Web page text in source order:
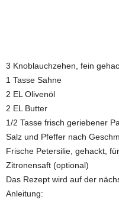
3 Knoblauchzehen, fein
1 Tasse Sahne
2 EL Olivenöl
2 EL Butter
1/2 Tasse frisch geriebener
Salz und Pfeffer nach
Frische Petersilie, gehackt,
Zitronensaft (optional)
Das Rezept wird auf der
Anleitung: